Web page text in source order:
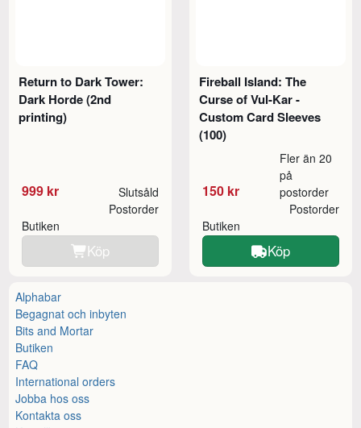
Return to Dark Tower:
Dark Horde (2nd
printing)
999 kr Slutsåld
Butiken
Postorder
Köp
Fireball Island: The
Curse of Vul-Kar -
Custom Card Sleeves
(100)
150 kr
Fler än 20
på
postorder
Butiken
Postorder
Köp
Alphabar
Begagnat och inbyten
Bits and Mortar
Butiken
FAQ
International orders
Jobba hos oss
Kontakta oss